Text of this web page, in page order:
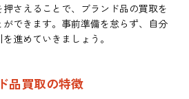
さえることで、ブランド品の買取を
ができます。事前準備を怠らず、自分
進めていきましょう。
品買取の特徴